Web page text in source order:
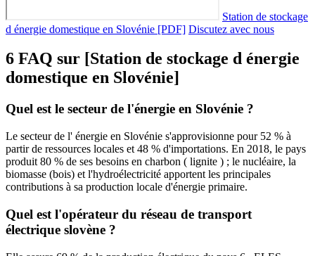
Station de stockage
d énergie domestique en Slovénie [PDF] Discutez avec nous
6 FAQ sur [Station de stockage d énergie
domestique en Slovénie]
Quel est le secteur de l'énergie en Slovénie ?
Le secteur de l' énergie en Slovénie s'approvisionne pour 52 % à
partir de ressources locales et 48 % d'importations. En 2018, le pays
produit 80 % de ses besoins en charbon ( lignite ) ; le nucléaire, la
biomasse (bois) et l'hydroélectricité apportent les principales
contributions à sa production locale d'énergie primaire.
Quel est l'opérateur du réseau de transport
électrique slovène ?